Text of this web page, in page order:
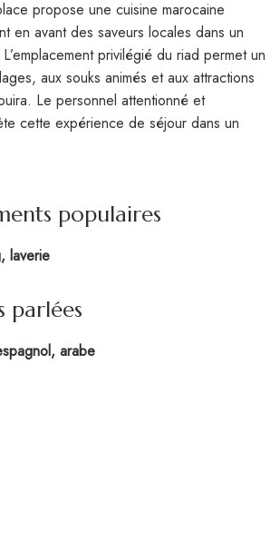
propose une cuisine marocaine
en avant des saveurs locales dans un
privilégié du riad permet un
aux souks animés et aux attractions
Le personnel attentionné et
cette expérience de séjour dans un
populaires
laverie
parlées
arabe